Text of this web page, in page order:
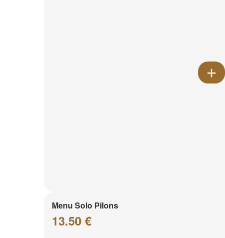
Menu Solo Pilons
13.50 €